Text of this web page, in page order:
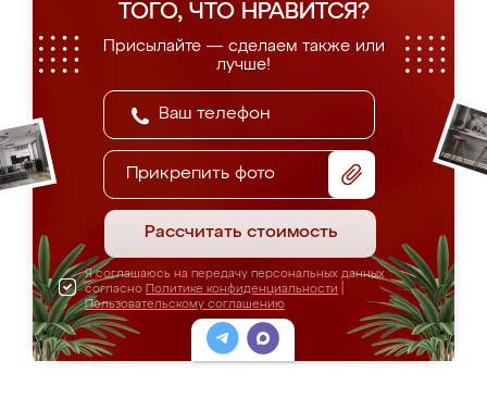
ТОГО, ЧТО НРАВИТСЯ?
Присылайте — сделаем также или
лучше!
Прикрепить фото
Рассчитать стоимость
Я соглашаюсь на передачу персональных данных
согласно Политике конфиденциальности
Пользовательскому соглашению